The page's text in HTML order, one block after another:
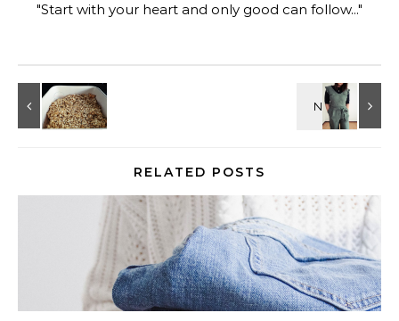
"Start with your heart and only good can follow..."
RELATED POSTS